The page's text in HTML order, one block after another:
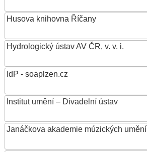
Husova knihovna Říčany
Hydrologický ústav AV ČR, v. v. i.
IdP - soaplzen.cz
Institut umění – Divadelní ústav
Janáčkova akademie múzických umění